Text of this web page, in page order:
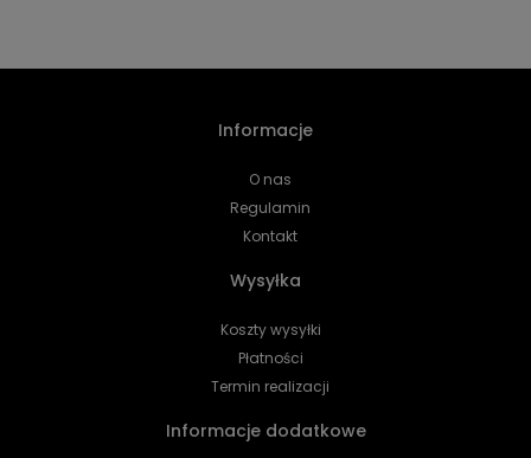
Informacje
O nas
Regulamin
Kontakt
Wysyłka
Koszty wysyłki
Płatności
Termin realizacji
Informacje dodatkowe